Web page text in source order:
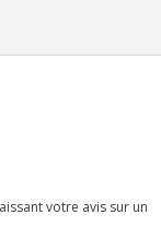
votre avis sur un